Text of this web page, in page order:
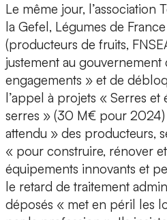
Le même jour, l’association
la Gefel, Légumes de
(producteurs de fruits,
justement au gouvernement
engagements » et de
l’appel à projets « Serres et
serres » (30 M€ pour
attendu » des producteurs,
« pour construire, rénover
équipements innovants et
le retard de traitement
déposés « met en péril les